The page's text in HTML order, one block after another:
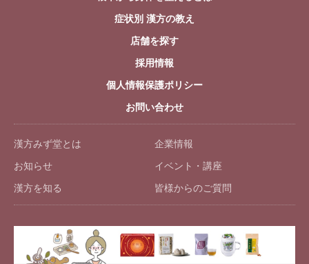
症状別 漢方の教え
店舗を探す
採用情報
個人情報保護ポリシー
お問い合わせ
漢方みず堂とは 企業情報
お知らせ イベント・講座
漢方を知る 皆様からのご質問